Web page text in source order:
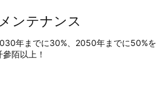
ンテナンス
年までに30%、2050年までに50%を
陌以上！